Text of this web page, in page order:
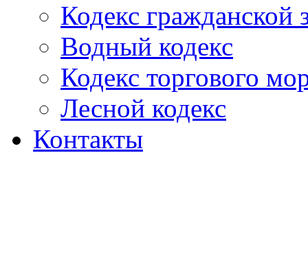
Кодекс гражданской
Водный кодекс
Кодекс торгового
Лесной кодекс
Контакты